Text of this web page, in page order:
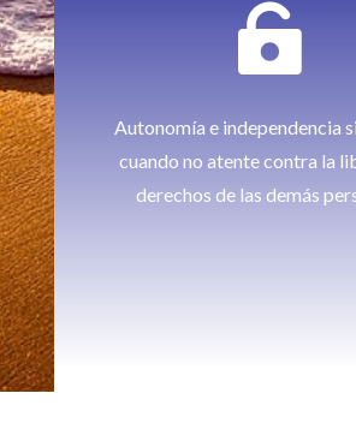

Autonomía e independencia
cuando no atente contra la
derechos de las demás